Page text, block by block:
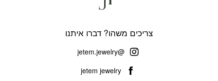
צריכים משהו? דברו איתנו
@jetem.jewelry
jetem jewelry